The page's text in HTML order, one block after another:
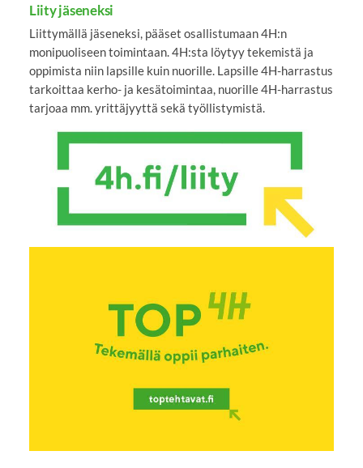
Liity jäseneksi
Liittymällä jäseneksi, pääset osallistumaan 4H:n
monipuoliseen toimintaan. 4H:sta löytyy tekemistä ja
oppimista niin lapsille kuin nuorille. Lapsille 4H-harrastus
tarkoittaa kerho- ja kesätoimintaa, nuorille 4H-harrastus
tarjoaa mm. yrittäjyyttä sekä työllistymistä.